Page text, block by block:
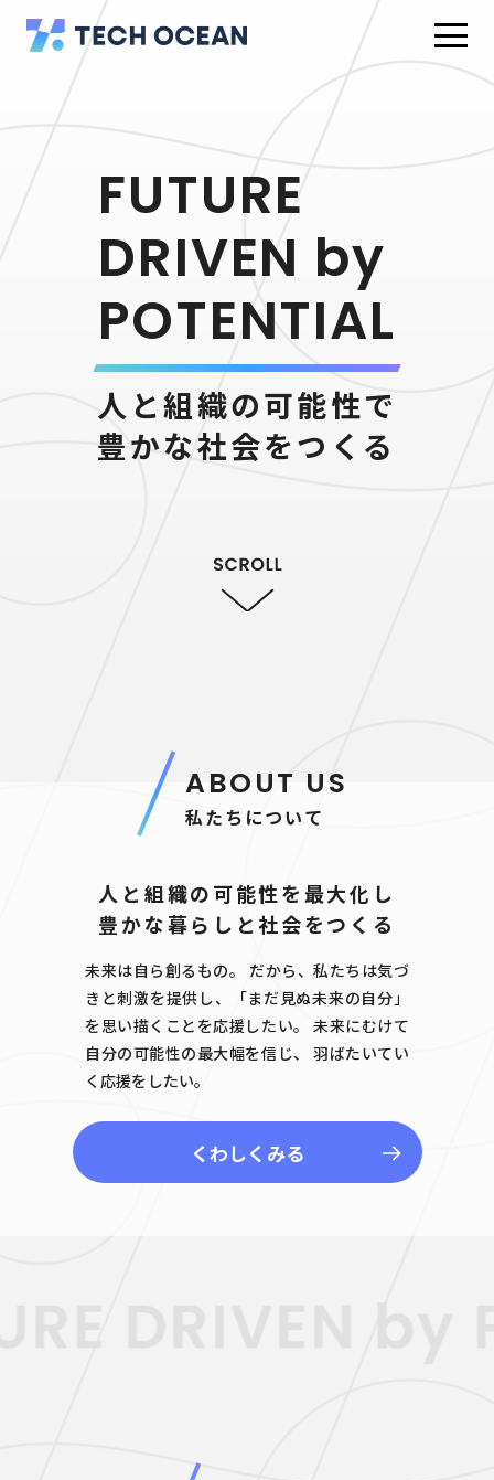
FUTURE
DRIVEN by
POTENTIAL
人と組織の可能性で
豊かな社会をつくる
ABOUT US
私たちについて
人と組織の可能性を最大化し
豊かな暮らしと社会をつくる
未来は自ら創るもの。
だから、私たちは気づ
きと刺激を提供し、
「まだ見ぬ未来の自分」
を思い描くことを応援したい。
未来にむけて
自分の可能性の最大幅を信じ、
羽ばたいてい
く応援をしたい。
くわしくみる